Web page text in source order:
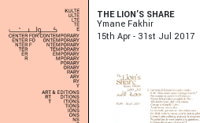
THE LION’S SHARE
Ymane Fakhir
15Th Apr - 31 St Jul 2017